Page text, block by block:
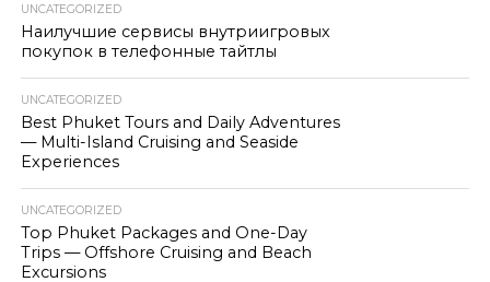
UNCATEGORIZED
Наилучшие сервисы внутриигровых
покупок в телефонные тайтлы
UNCATEGORIZED
Best Phuket Tours and Daily Adventures
— Multi-Island Cruising and Seaside
Experiences
UNCATEGORIZED
Top Phuket Packages and One-Day
Trips — Offshore Cruising and Beach
Excursions